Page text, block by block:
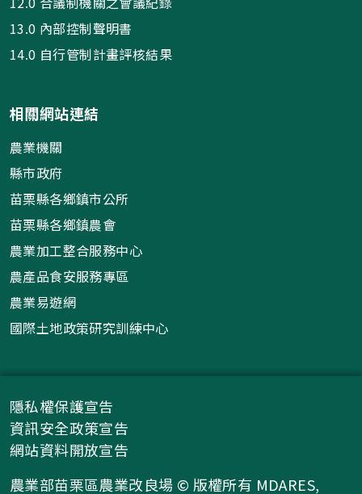
13.0 內部控制聲明書
14.0 自行管制計畫評核結果
相關網站連結
農業機關
縣市政府
苗栗縣各鄉鎮市公所
苗栗縣各鄉鎮農會
農業加工整合服務中心
農產品食安服務專區
農業易遊網
國際土地政策研究訓練中心
隱私權保護宣告
資訊安全政策宣告
網站資料開放宣告
農業部苗栗區農業改良場 © 版權所有 MDARES,